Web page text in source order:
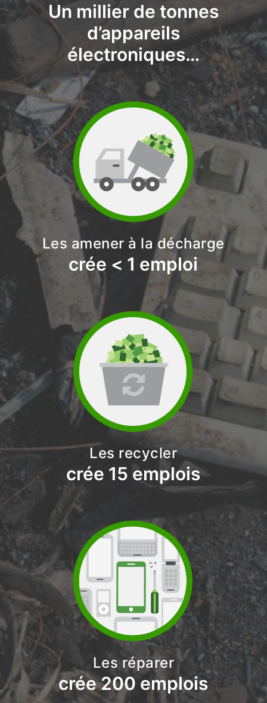
Un millier de tonnes
d’appareils
électroniques…
Les amener à la décharge
crée < 1 emploi
Les recycler
crée 15 emplois
Les réparer
crée 200 emplois